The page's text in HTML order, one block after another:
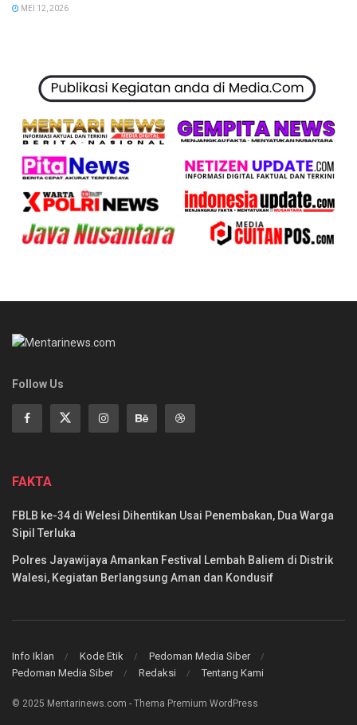
MEI 12, 2026
Follow Us
FAKTA
FBLB ke-34 di Welesi Dihentikan Usai Penembakan, Dua Warga
Sipil Terluka
Polres Jayawijaya Amankan Festival Lembah Baliem di Distrik
Walesi, Kegiatan Berlangsung Aman dan Kondusif
Info Iklan Kode Etik
Pedoman Media Siber
Pedoman Media Siber
Redaksi Tentang Kami
© 2025 Mentarinews.com - Thema Premium WordPress